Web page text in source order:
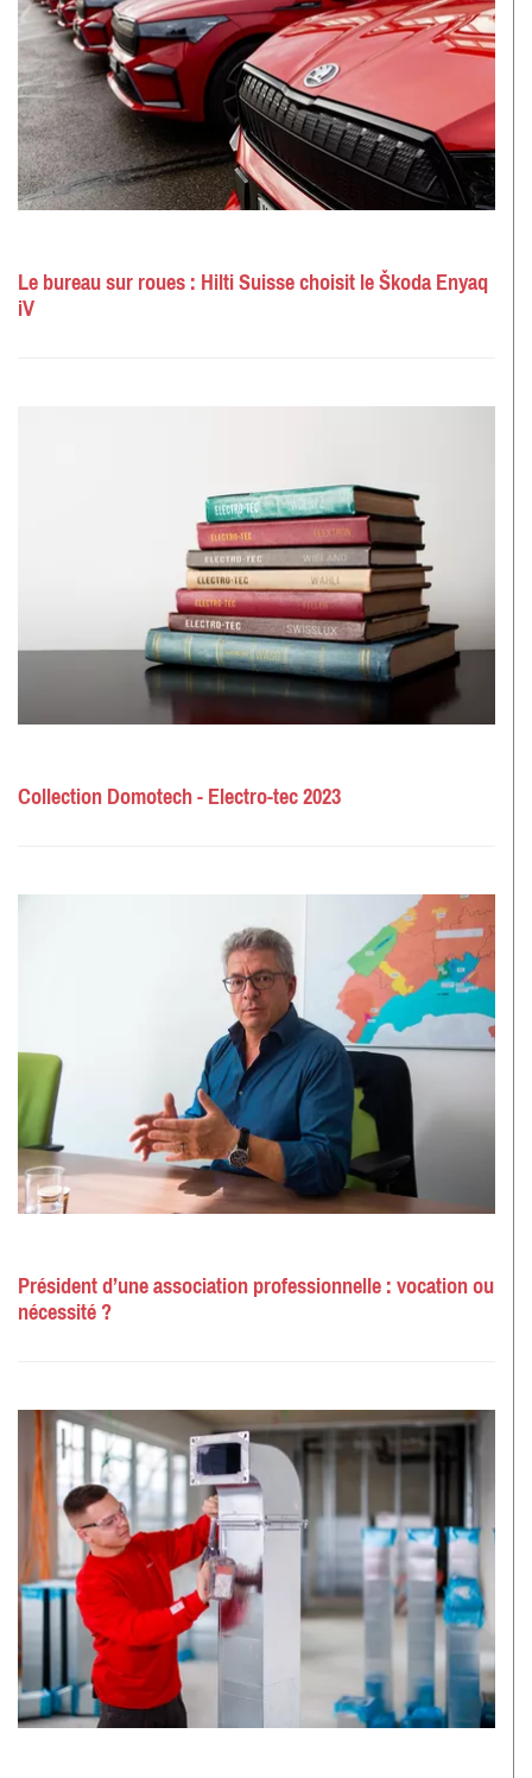
Le bureau sur roues : Hilti Suisse choisit le Škoda Enyaq
iV
Collection Domotech - Electro-tec 2023
Président d’une association professionnelle : vocation ou
nécessité ?